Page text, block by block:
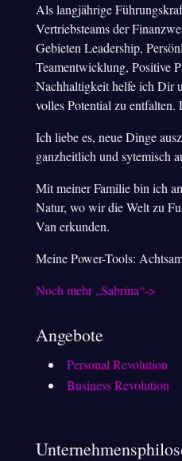
Als langjährige
Vertriebsteams der
Gebieten Leadership,
Teamentwicklung, Positive
Nachhaltigkeit helfe ich Dir
volles Potential zu entfalten.
Ich liebe es, neue Dinge
ganzheitlich und sytemisch
Mit meiner Familie bin ich
Natur, wo wir die Welt zu
Van erkunden.
Meine Power-Tools:
Noch mehr „Sabrina“->
Angebote
Personal Revolution
Business Revolution